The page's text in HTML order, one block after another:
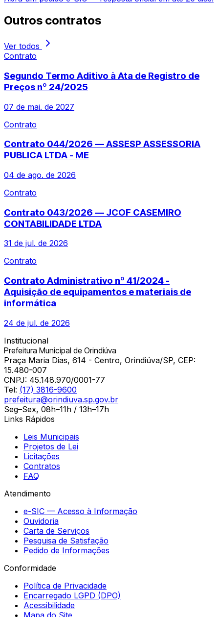
Outros contratos
Ver todos
Contrato
Segundo Termo Aditivo à Ata de Registro de
Preços nº 24/2025
07 de mai. de 2027
Contrato
Contrato 044/2026 — ASSESP ASSESSORIA
PUBLICA LTDA - ME
04 de ago. de 2026
Contrato
Contrato 043/2026 — JCOF CASEMIRO
CONTABILIDADE LTDA
31 de jul. de 2026
Contrato
Contrato Administrativo nº 41/2024 -
Aquisição de equipamentos e materiais de
informática
24 de jul. de 2026
Institucional
Prefeitura Municipal de Orindiúva
Praça Maria Dias, 614 - Centro, Orindiúva/SP, CEP:
15.480-007
CNPJ: 45.148.970/0001-77
Tel: (17) 3816-9600
prefeitura@orindiuva.sp.gov.br
Seg–Sex, 08h–11h / 13h–17h
Links Rápidos
Leis Municipais
Projetos de Lei
Licitações
Contratos
FAQ
Atendimento
e-SIC — Acesso à Informação
Ouvidoria
Carta de Serviços
Pesquisa de Satisfação
Pedido de Informações
Conformidade
Política de Privacidade
Encarregado LGPD (DPO)
Acessibilidade
Mapa do Site